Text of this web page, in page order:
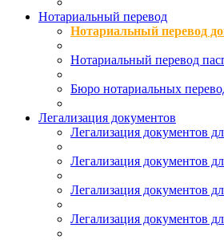
Нотариальный перевод
Нотариальный перевод
Нотариальный перевод
Бюро нотариальных
Легализация документов
Легализация документов
Легализация документов
Легализация документов
Легализация документов